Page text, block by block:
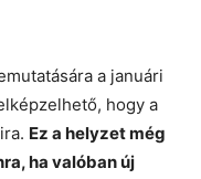
a januári
hogy a
Ez a helyzet még
ha valóban új